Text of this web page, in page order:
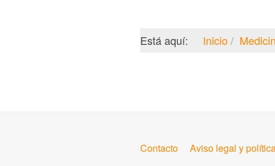
Está aquí: Inicio
Contacto Aviso legal y